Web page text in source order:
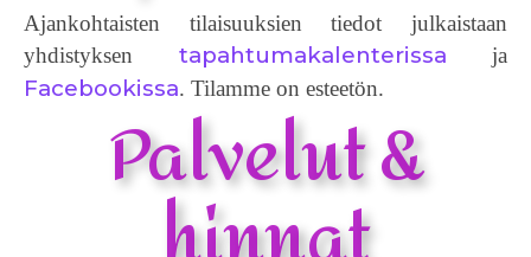
Ajankohtaisten tilaisuuksien tiedot julkaistaan
yhdistyksen tapahtumakalenterissa ja
Facebookissa. Tilamme on esteetön.
Palvelut &